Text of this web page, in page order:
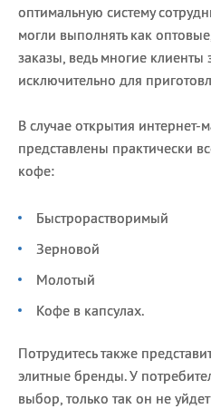
оптимальную систему
могли выполнять как
заказы, ведь многие
исключительно для
В случае открытия
представлены практически
кофе:
Быстрорастворимый
Зерновой
Молотый
Кофе в капсулах.
Потрудитесь также
элитные бренды. У
выбор, только так он не